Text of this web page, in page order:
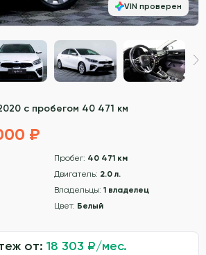
с пробегом 40 471 км
₽
Пробег: 40 471 км
Двигатель: 2.0 л.
Владельцы: 1 владелец
Цвет: Белый
от: 18 303 ₽/мес.
VIN проверен